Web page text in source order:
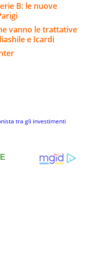
B: le nuove
vanno le trattative
e Icardi
tra gli investimenti